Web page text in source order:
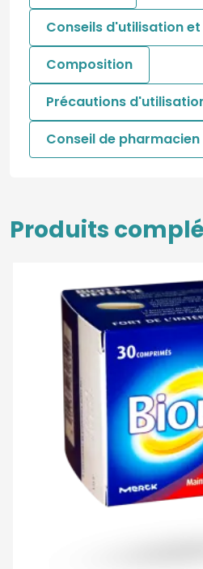
Conseils d'utilisation
Composition
Précautions
Conseil de pharmacien
Produits